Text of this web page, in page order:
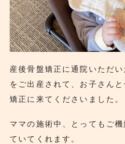
産後骨盤矯正に通院いただ
をご出産されて、お子さん
矯正に来てくださいました。
ママの施術中、とってもご
ていてくれます。